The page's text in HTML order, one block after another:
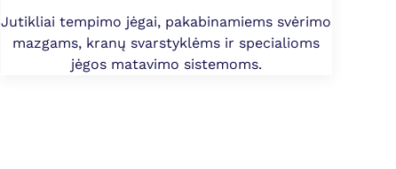
Jutikliai tempimo jėgai, pakabinamiems svėrimo
mazgams, kranų svarstyklėms ir specialioms
jėgos matavimo sistemoms.